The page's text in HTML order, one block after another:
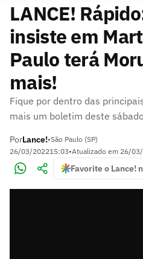
LANCE!
insiste em
Paulo terá
mais!
Fique por dentro das
mais um boletim deste
PorLance!•São Paulo (SP)
26/03/202215:03•Atualizado em 26/
Favorite o Lance!